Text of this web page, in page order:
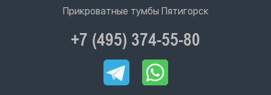
Прикроватные тумбы Пятигорск
+7 (495) 374-55-80